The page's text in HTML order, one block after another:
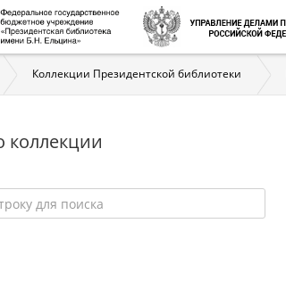
Коллекции Президентской библиотеки
коллекции